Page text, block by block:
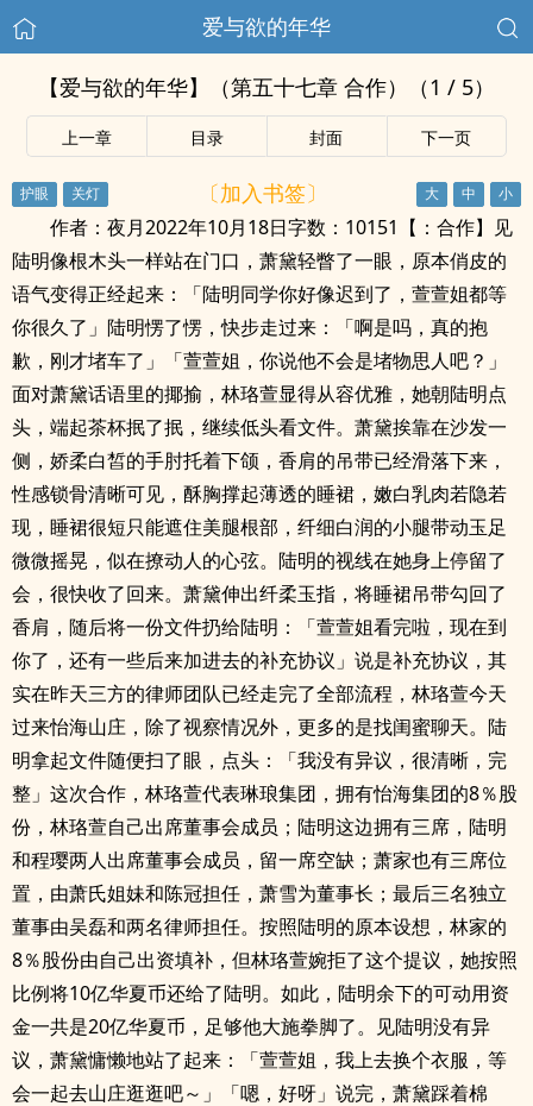
爱与欲的年华
【爱与欲的年华】（第五十七章 合作）（1 / 5）
上一章 目录 封面 下一页
〔加入书签〕
作者：夜月2022年10月18日字数：10151【：合作】见
陆明像根木头一样站在门口，萧黛轻瞥了一眼，原本俏皮的
语气变得正经起来：「陆明同学你好像迟到了，萱萱姐都等
你很久了」陆明愣了愣，快步走过来：「啊是吗，真的抱
歉，刚才堵车了」「萱萱姐，你说他不会是堵物思人吧？」
面对萧黛话语里的揶揄，林珞萱显得从容优雅，她朝陆明点
头，端起茶杯抿了抿，继续低头看文件。萧黛挨靠在沙发一
侧，娇柔白皙的手肘托着下颌，香肩的吊带已经滑落下来，
性感锁骨清晰可见，酥胸撑起薄透的睡裙，嫩白乳肉若隐若
现，睡裙很短只能遮住美腿根部，纤细白润的小腿带动玉足
微微摇晃，似在撩动人的心弦。陆明的视线在她身上停留了
会，很快收了回来。萧黛伸出纤柔玉指，将睡裙吊带勾回了
香肩，随后将一份文件扔给陆明：「萱萱姐看完啦，现在到
你了，还有一些后来加进去的补充协议」说是补充协议，其
实在昨天三方的律师团队已经走完了全部流程，林珞萱今天
过来怡海山庄，除了视察情况外，更多的是找闺蜜聊天。陆
明拿起文件随便扫了眼，点头：「我没有异议，很清晰，完
整」这次合作，林珞萱代表琳琅集团，拥有怡海集团的8％股
份，林珞萱自己出席董事会成员；陆明这边拥有三席，陆明
和程璎两人出席董事会成员，留一席空缺；萧家也有三席位
置，由萧氏姐妹和陈冠担任，萧雪为董事长；最后三名独立
董事由吴磊和两名律师担任。按照陆明的原本设想，林家的
8％股份由自己出资填补，但林珞萱婉拒了这个提议，她按照
比例将10亿华夏币还给了陆明。如此，陆明余下的可动用资
金一共是20亿华夏币，足够他大施拳脚了。见陆明没有异
议，萧黛慵懒地站了起来：「萱萱姐，我上去换个衣服，等
会一起去山庄逛逛吧～」「嗯，好呀」说完，萧黛踩着棉